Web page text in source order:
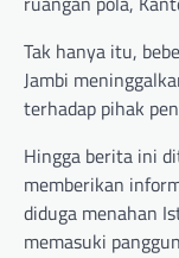
Tak hanya itu,
Jambi
terhadap pihak
Hingga berita ini
memberikan
diduga menahan
memasuki